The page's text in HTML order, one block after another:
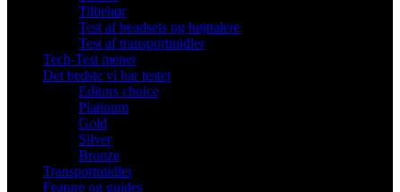
Tilbehør
Test af headsets og højttalere
Test af transportmidler
Tech-Test mener
Det bedste vi har testet
Editors choice
Platinum
Gold
Silver
Bronze
Transportmidler
Feature og guides